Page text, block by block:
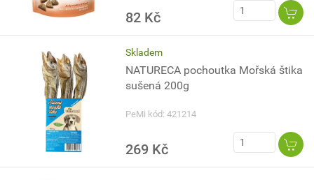
82 Kč
Skladem
NATURECA pochoutka Mořská štika
sušená 200g
PeMi kód: 421214
269 Kč